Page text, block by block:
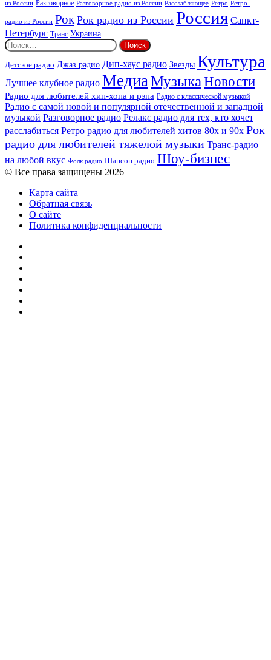
из России Разговорное Разговорное радио из России Расслабляющее Ретро Ретро-
радио из России Рок Рок радио из России Россия Санкт-
Петербург Транс Украина
Найти:
Детское радио Джаз радио Дип-хаус радио Звезды Культура
Лучшее клубное радио МедиаМузыкаНовости
Радио для любителей хип-хопа и рэпа Радио с классической музыкой
Радио с самой новой и популярной отечественной и западной
музыкой Разговорное радио Релакс радио для тех, кто хочет
расслабиться Ретро радио для любителей хитов 80х и 90х Рок
радио для любителей тяжелой музыки Транс-радио
на любой вкус Фолк радио Шансон радио Шоу-бизнес
© Все права защищены 2026
Карта сайта
Обратная связь
О сайте
Политика конфиденциальности